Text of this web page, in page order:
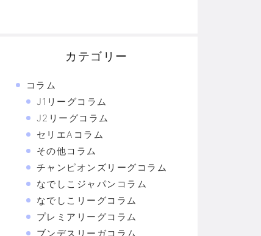
カテゴリー
コラム
J1リーグコラム
J2リーグコラム
セリエAコラム
その他コラム
チャンピオンズリーグコラム
なでしこジャパンコラム
なでしこリーグコラム
プレミアリーグコラム
ブンデスリーガコラム